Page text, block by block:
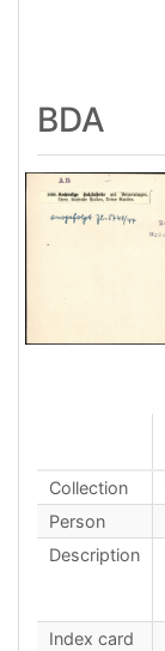
BDA
Collection
Person
Description
Index card